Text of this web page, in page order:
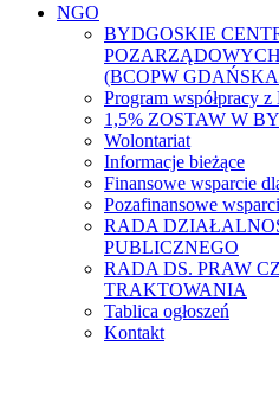
NGO
BYDGOSKIE
(BCOPW
Program współpracy
1,5% ZOSTAW W
Wolontariat
Informacje bieżące
Finansowe wsparcie
Pozafinansowe
RADA
PUBLICZNEGO
RADA DS. PRAW
TRAKTOWANIA
Tablica ogłoszeń
Kontakt